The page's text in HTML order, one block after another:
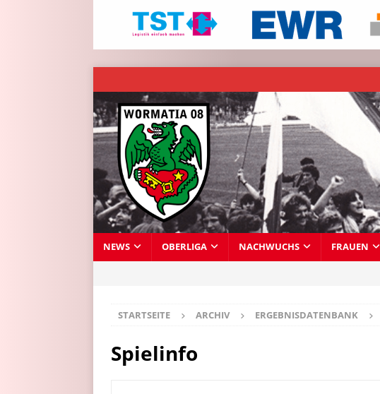
NEWS OBERLIGA NACHWUCHS FRAUEN
STARTSEITE ARCHIV ERGEBNISDATENBANK
Spielinfo